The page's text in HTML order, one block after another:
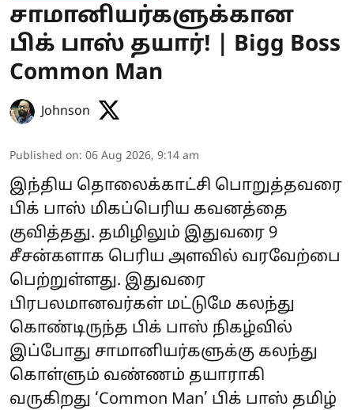
சாமானியர்களுக்கான
பிக் பாஸ் தயார்! | Bigg Boss
Common Man
Johnson
Published on: 06 Aug 2026, 9:14 am
இந்திய தொலைக்காட்சி பொறுத்தவரை
பிக் பாஸ் மிகப்பெரிய கவனத்தை
குவித்தது. தமிழிலும் இதுவரை 9
சீசன்களாக பெரிய அளவில் வரவேற்பை
பெற்றுள்ளது. இதுவரை
பிரபலமானவர்கள் மட்டுமே கலந்து
கொண்டிருந்த பிக் பாஸ் நிகழ்வில்
இப்போது சாமானியர்களுக்கு கலந்து
கொள்ளும் வண்ணம் தயாராகி
வருகிறது ‘Common Man’ பிக் பாஸ் தமிழ்